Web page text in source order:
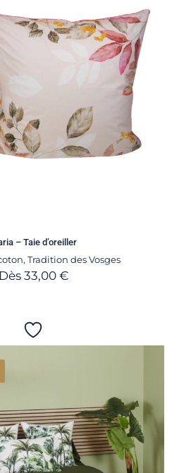
– Taie d’oreiller
, Tradition des Vosges
Dès 33,00 €